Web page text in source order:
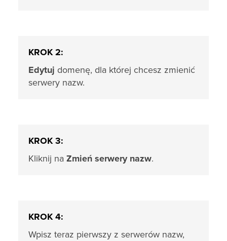
KROK 2:
Edytuj domenę, dla której chcesz zmienić
serwery nazw.
KROK 3:
Kliknij na Zmień serwery nazw.
KROK 4:
Wpisz teraz pierwszy z serwerów nazw,